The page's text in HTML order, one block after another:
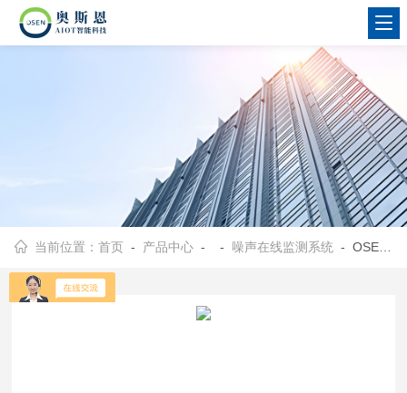
当前位置：首页 - 产品中心 - - 噪声在线监测系统 - OSEN-Z轨道交通走廊、高速公路评估噪声自动监测站